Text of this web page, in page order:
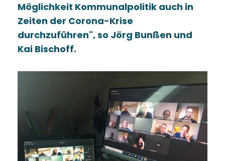
Möglichkeit Kommunalpolitik auch in
Zeiten der Corona-Krise
durchzuführen", so Jörg Bunßen und
Kai Bischoff.